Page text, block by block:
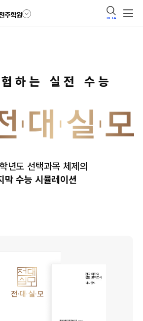
BETA
하는 실전 수능
년도 선택과목 체제의
막 수능 시뮬레이션